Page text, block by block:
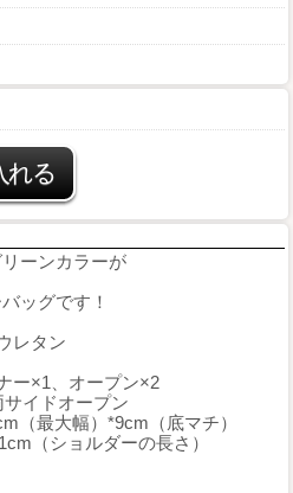
ーンカラーが
ッグです！
レタン
ー×1、オープン×2
サイドオープン
（最大幅）*9cm（底マチ）
（ショルダーの長さ）